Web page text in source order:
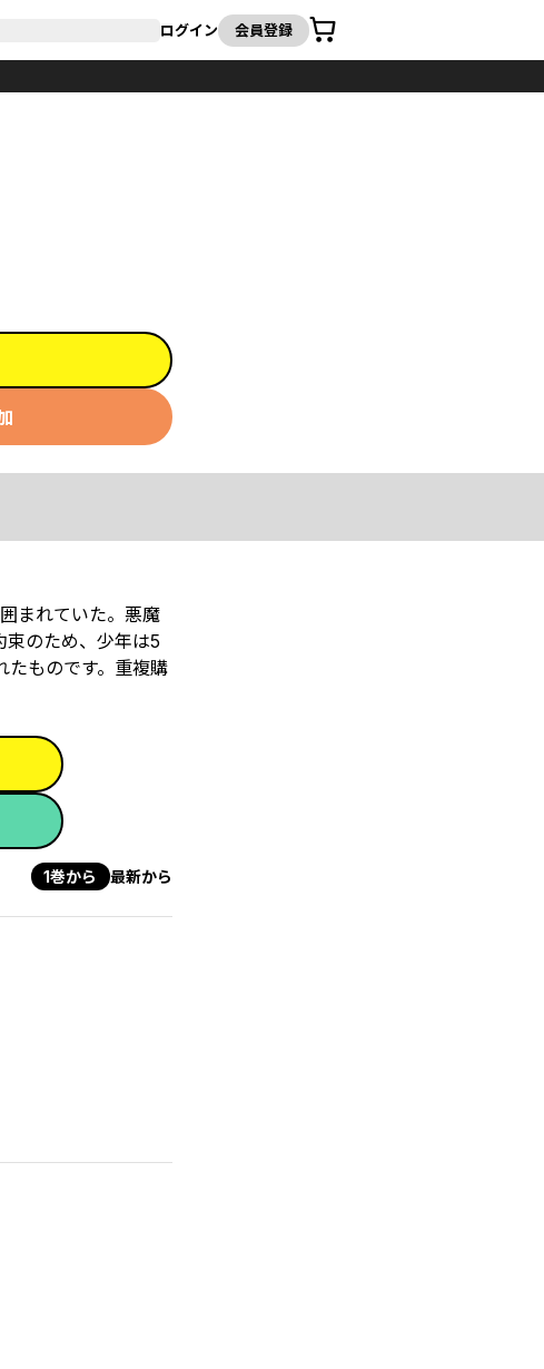
ログイン 会員登録
カート
まれていた。悪魔
のため、少年は5
ものです。重複購
1巻から 最新から